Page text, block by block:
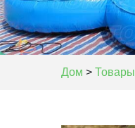
Дом > Товары